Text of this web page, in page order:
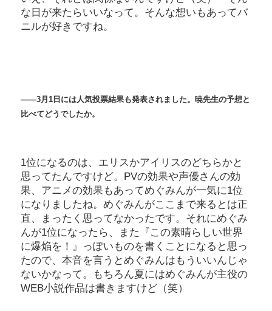
な日が来たらいいなって。そんな想いもあってバ
ニルが好きですね。
――3月1 日には人気投票結果も発表されました。暁先生の予想と
比べてどうでしたか。
1位になるのは、エリスかアイリスのどちらかと
思ってたんですけど。PVの効果や声優さんの効
果、アニメの効果もあってめぐみんが一気に1位
になりましたね。めぐみんがここまで来るとは正
直、まったく思ってなかったです。それにめぐみ
んが1位になったら、また『この素晴らしい世界
に爆焔を！』っぽいものを書くことになると思っ
たので、本音を言うとめぐみんはもういいんじゃ
ないかなって。もちろん夏にはめぐみんが主役の
WEB小説作品は書きますけど（笑）